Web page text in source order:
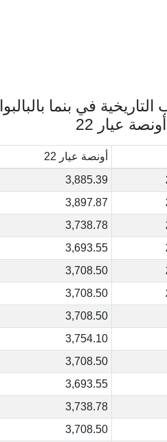
في بنما بالبالبوا
عيار 22
أونصة عيار 22
3,885.39
3,897.87
3,738.78
3,693.55
3,708.50
3,708.50
3,708.50
3,754.10
3,708.50
3,693.55
3,738.78
3,708.50